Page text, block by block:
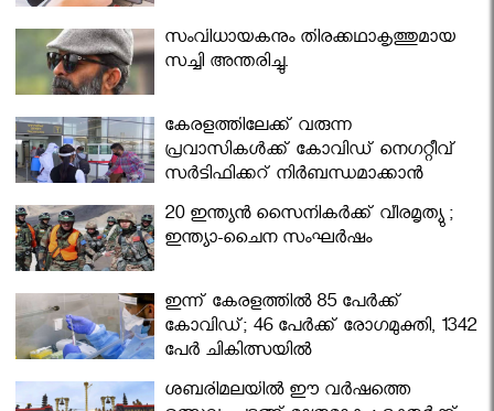
സംവിധായകനും തിരക്കഥാകൃത്തുമായ
സച്ചി അന്തരിച്ചു.
കേരളത്തിലേക്ക് വരുന്ന
പ്രവാസികള്‍ക്ക് കോവിഡ് നെഗറ്റീവ്
സര്‍ട്ടിഫിക്കറ്റ് നിർബന്ധമാക്കാൻ
മന്ത്രിസഭ
20 ഇന്ത്യൻ സൈനികർക്ക് വീരമൃത്യു ;
ഇന്ത്യാ-ചൈന സംഘർഷം
ഇന്ന് കേരളത്തിൽ 85 പേർക്ക്
കോവിഡ്; 46 പേർക്ക് രോഗമുക്തി, 1342
പേർ ചികിത്സയിൽ
ശബരിമലയില്‍ ഈ വർഷത്തെ